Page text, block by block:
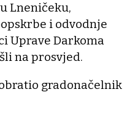
Lneničeku,
i odvodnje
Uprave Darkoma
na prosvjed.
gradonačelnik